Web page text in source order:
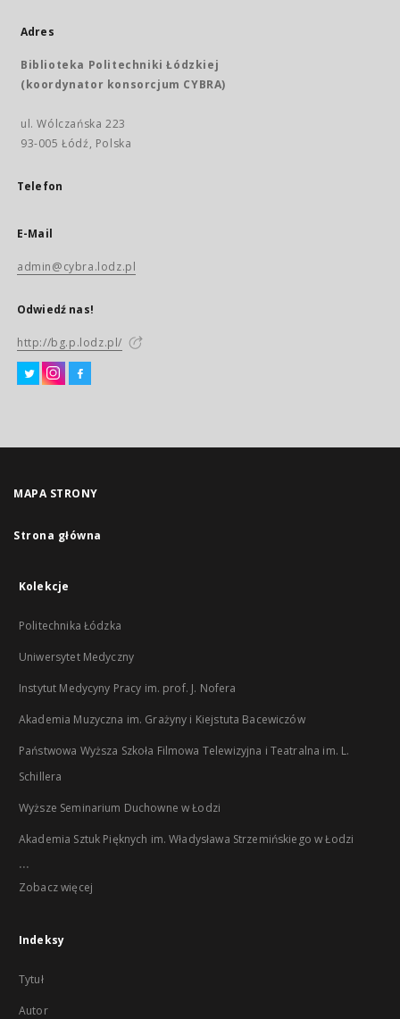
Adres
Biblioteka Politechniki Łódzkiej
(koordynator konsorcjum CYBRA)
ul. Wólczańska 223
93-005 Łódź, Polska
Telefon
E-Mail
admin@cybra.lodz.pl
Odwiedź nas!
http://bg.p.lodz.pl/
MAPA STRONY
Strona główna
Kolekcje
Politechnika Łódzka
Uniwersytet Medyczny
Instytut Medycyny Pracy im. prof. J. Nofera
Akademia Muzyczna im. Grażyny i Kiejstuta Bacewiczów
Państwowa Wyższa Szkoła Filmowa Telewizyjna i Teatralna im. L.
Schillera
Wyższe Seminarium Duchowne w Łodzi
Akademia Sztuk Pięknych im. Władysława Strzemińskiego w Łodzi
...
Zobacz więcej
Indeksy
Tytuł
Autor